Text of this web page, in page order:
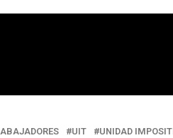
UIT UNIDAD